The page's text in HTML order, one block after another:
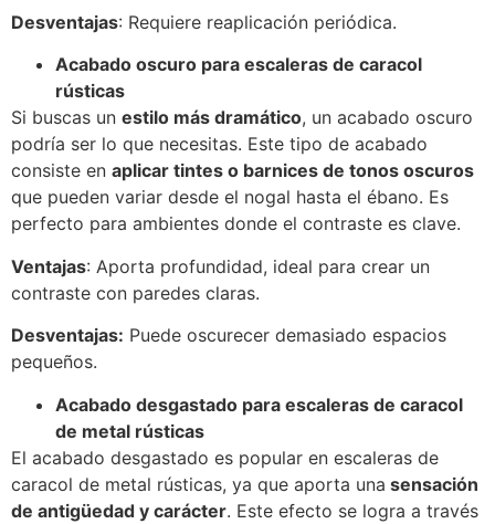
Desventajas: Requiere reaplicación periódica.
Acabado oscuro para escaleras de caracol
rústicas
Si buscas un estilo más dramático, un acabado oscuro
podría ser lo que necesitas. Este tipo de acabado
consiste en aplicar tintes o barnices de tonos oscuros
que pueden variar desde el nogal hasta el ébano. Es
perfecto para ambientes donde el contraste es clave.
Ventajas: Aporta profundidad, ideal para crear un
contraste con paredes claras.
Desventajas: Puede oscurecer demasiado espacios
pequeños.
Acabado desgastado para escaleras de caracol
de metal rústicas
El acabado desgastado es popular en escaleras de
caracol de metal rústicas, ya que aporta una sensación
de antigüedad y carácter. Este efecto se logra a través